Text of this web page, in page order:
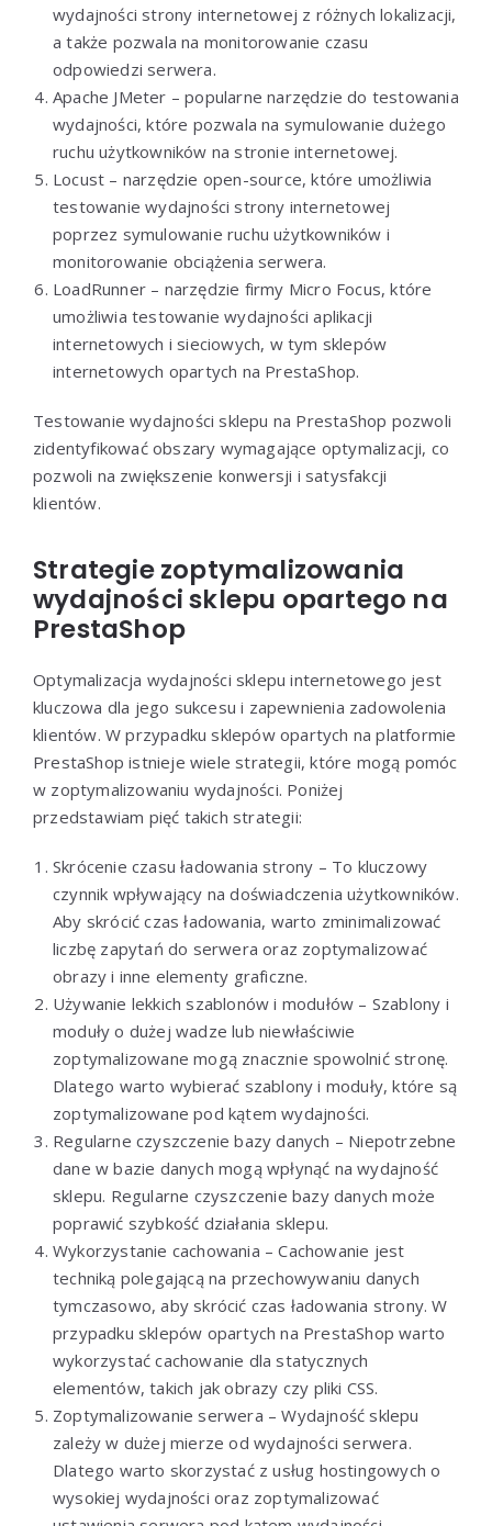
wydajności strony internetowej z różnych lokalizacji,
a także pozwala na monitorowanie czasu
odpowiedzi serwera.
Apache JMeter – popularne narzędzie do testowania
wydajności, które pozwala na symulowanie dużego
ruchu użytkowników na stronie internetowej.
Locust – narzędzie open-source, które umożliwia
testowanie wydajności strony internetowej
poprzez symulowanie ruchu użytkowników i
monitorowanie obciążenia serwera.
LoadRunner – narzędzie firmy Micro Focus, które
umożliwia testowanie wydajności aplikacji
internetowych i sieciowych, w tym sklepów
internetowych opartych na PrestaShop.
Testowanie wydajności sklepu na PrestaShop pozwoli
zidentyfikować obszary wymagające optymalizacji, co
pozwoli na zwiększenie konwersji i satysfakcji
klientów.
Strategie zoptymalizowania
wydajności sklepu opartego na
PrestaShop
Optymalizacja wydajności sklepu internetowego jest
kluczowa dla jego sukcesu i zapewnienia zadowolenia
klientów. W przypadku sklepów opartych na platformie
PrestaShop istnieje wiele strategii, które mogą pomóc
w zoptymalizowaniu wydajności. Poniżej
przedstawiam pięć takich strategii:
Skrócenie czasu ładowania strony – To kluczowy
czynnik wpływający na doświadczenia użytkowników.
Aby skrócić czas ładowania, warto zminimalizować
liczbę zapytań do serwera oraz zoptymalizować
obrazy i inne elementy graficzne.
Używanie lekkich szablonów i modułów – Szablony i
moduły o dużej wadze lub niewłaściwie
zoptymalizowane mogą znacznie spowolnić stronę.
Dlatego warto wybierać szablony i moduły, które są
zoptymalizowane pod kątem wydajności.
Regularne czyszczenie bazy danych – Niepotrzebne
dane w bazie danych mogą wpłynąć na wydajność
sklepu. Regularne czyszczenie bazy danych może
poprawić szybkość działania sklepu.
Wykorzystanie cachowania – Cachowanie jest
techniką polegającą na przechowywaniu danych
tymczasowo, aby skrócić czas ładowania strony. W
przypadku sklepów opartych na PrestaShop warto
wykorzystać cachowanie dla statycznych
elementów, takich jak obrazy czy pliki CSS.
Zoptymalizowanie serwera – Wydajność sklepu
zależy w dużej mierze od wydajności serwera.
Dlatego warto skorzystać z usług hostingowych o
wysokiej wydajności oraz zoptymalizować